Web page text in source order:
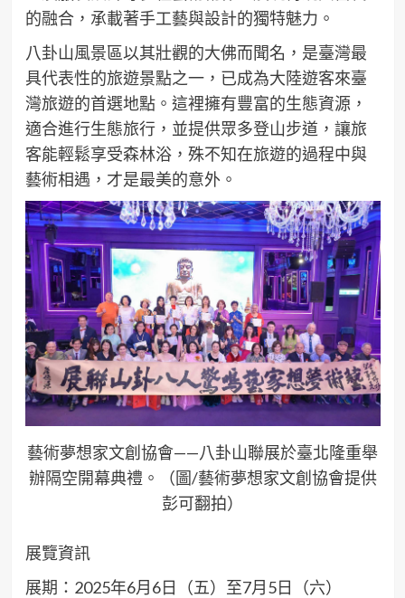
的融合，承載著手工藝與設計的獨特魅力。
八卦山風景區以其壯觀的大佛而聞名，是臺灣最
具代表性的旅遊景點之一，已成為大陸遊客來臺
灣旅遊的首選地點。這裡擁有豐富的生態資源，
適合進行生態旅行，並提供眾多登山步道，讓旅
客能輕鬆享受森林浴，殊不知在旅遊的過程中與
藝術相遇，才是最美的意外。
藝術夢想家文創協會——八卦山聯展於臺北隆重舉
辦隔空開幕典禮。（圖/藝術夢想家文創協會提供
彭可翻拍）
展覽資訊
展期：2025年6月6日（五）至7月5日（六）